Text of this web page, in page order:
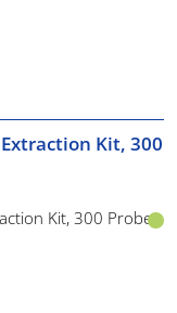
Kit, 300